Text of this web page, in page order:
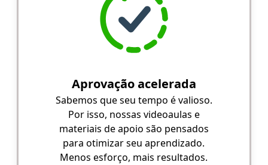
Aprovação acelerada
Sabemos que seu tempo é valioso.
Por isso, nossas videoaulas e
materiais de apoio são pensados
para otimizar seu aprendizado.
Menos esforço, mais resultados.